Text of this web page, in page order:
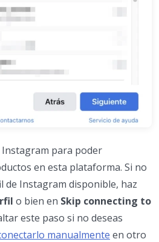
para poder
en esta plataforma. Si no
de Instagram disponible, haz
o bien en Skip connecting to
este paso si no deseas
manualmente en otro